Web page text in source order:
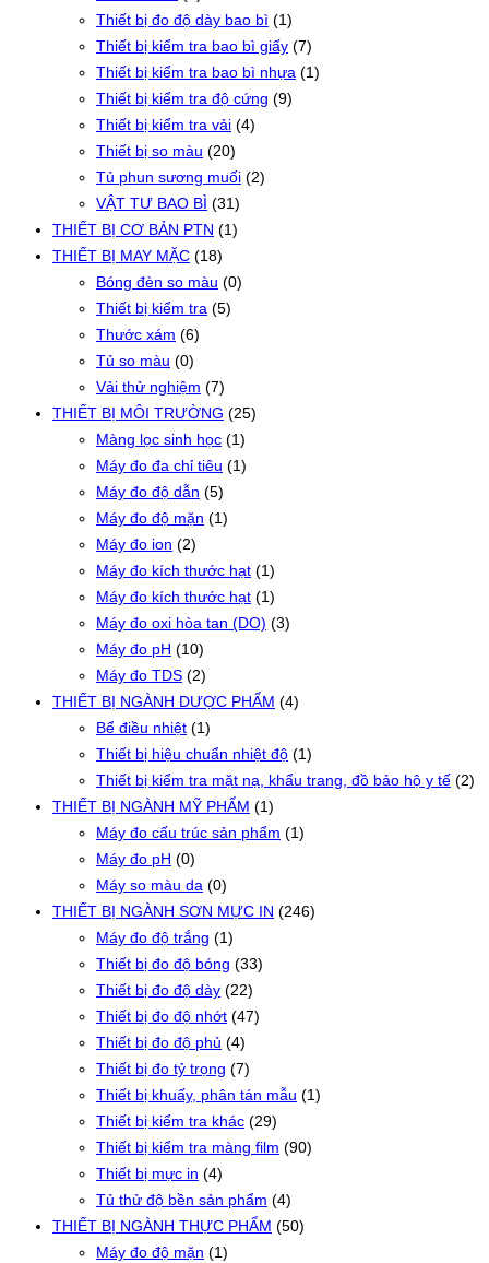
Thiết bị đo độ dày bao bì (1)
Thiết bị kiểm tra bao bì giấy (7)
Thiết bị kiểm tra bao bì nhựa (1)
Thiết bị kiểm tra độ cứng (9)
Thiết bị kiểm tra vải (4)
Thiết bị so màu (20)
Tủ phun sương muối (2)
VẬT TƯ BAO BÌ (31)
THIẾT BỊ CƠ BẢN PTN (1)
THIẾT BỊ MAY MẶC (18)
Bóng đèn so màu (0)
Thiết bị kiểm tra (5)
Thước xám (6)
Tủ so màu (0)
Vải thử nghiệm (7)
THIẾT BỊ MÔI TRƯỜNG (25)
Màng lọc sinh học (1)
Máy đo đa chỉ tiêu (1)
Máy đo độ dẫn (5)
Máy đo độ mặn (1)
Máy đo ion (2)
Máy đo kích thước hạt (1)
Máy đo kích thước hạt (1)
Máy đo oxi hòa tan (DO) (3)
Máy đo pH (10)
Máy đo TDS (2)
THIẾT BỊ NGÀNH DƯỢC PHẨM (4)
Bể điều nhiệt (1)
Thiết bị hiệu chuẩn nhiệt độ (1)
Thiết bị kiểm tra mặt nạ, khẩu trang, đồ bảo hộ y tế (2)
THIẾT BỊ NGÀNH MỸ PHẨM (1)
Máy đo cấu trúc sản phẩm (1)
Máy đo pH (0)
Máy so màu da (0)
THIẾT BỊ NGÀNH SƠN MỰC IN (246)
Máy đo độ trắng (1)
Thiết bị đo độ bóng (33)
Thiết bị đo độ dày (22)
Thiết bị đo độ nhớt (47)
Thiết bị đo độ phủ (4)
Thiết bị đo tỷ trọng (7)
Thiết bị khuấy, phân tán mẫu (1)
Thiết bị kiểm tra khác (29)
Thiết bị kiểm tra màng film (90)
Thiết bị mực in (4)
Tủ thử độ bền sản phẩm (4)
THIẾT BỊ NGÀNH THỰC PHẨM (50)
Máy đo độ mặn (1)